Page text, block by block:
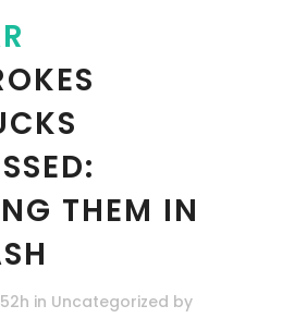
THEM IN
in Uncategorized by